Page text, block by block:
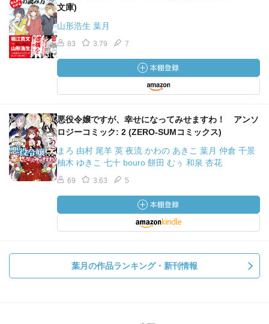
文庫)
山形浩生 葉月
83 3.79 7
悪役令嬢ですが、幸せになってみせますわ！ アンソ
ロジーコミック: 2 (ZERO-SUMコミックス)
まろ 由村 尾羊 英 夜流 かわの あきこ 葉月 仲倉 千景
柚木 ゆきこ 七十 bouro 餅田 むぅ 和泉 杏花
69 3.63 5
葉月の作品ランキング・新刊情報